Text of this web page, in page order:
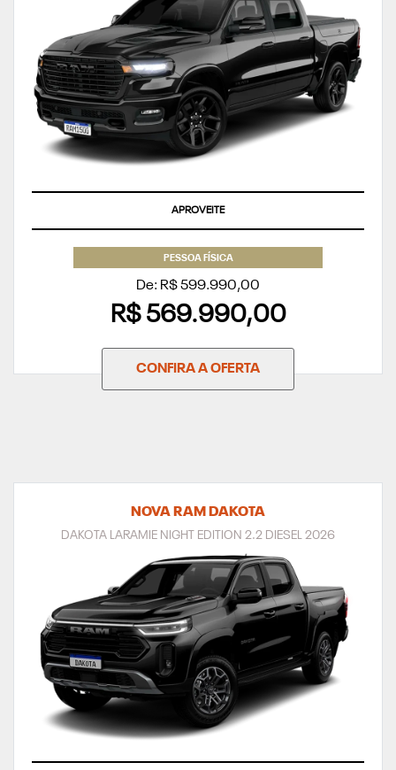
APROVEITE
PESSOA FÍSICA
De: R$ 599.990,00
R$ 569.990,00
CONFIRA A OFERTA
NOVA RAM DAKOTA
DAKOTA LARAMIE NIGHT EDITION 2.2 DIESEL 2026